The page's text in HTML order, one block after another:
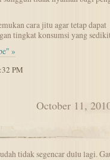
cara jitu agar tetap dapat
tingkat konsumsi yang
»
PM
October 11,
tidak segencar dulu lagi.